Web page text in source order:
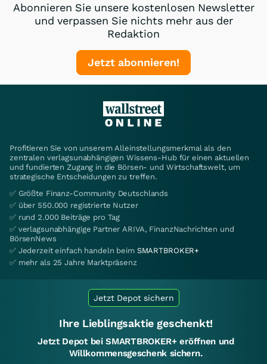
Abonnieren Sie unsere kostenlosen Newsletter
und verpassen Sie nichts mehr aus der
Redaktion
Jetzt abonnieren!
Profitieren Sie von unserem Alleinstellungsmerkmal als den
zentralen verlagsunabhängigen Wissens-Hub für einen aktuellen
und fundierten Zugang in die Börsen- und Wirtschaftswelt, um
strategische Entscheidungen zu treffen.
✅ Größte Finanz-Community Deutschlands
✅ über 550.000 registrierte Nutzer
✅ rund 2.000 Beiträge pro Tag
✅ verlagsunabhängige Partner ARIVA, FinanzNachrichten und
BörsenNews
✅ Jederzeit einfach handeln beim SMARTBROKER+
✅ mehr als 25 Jahre Marktpräsenz
Jetzt Depot sichern
Ihre Lieblingsaktie geschenkt!
Jetzt Depot bei SMARTBROKER+ eröffnen und
Willkommensgeschenk sichern.